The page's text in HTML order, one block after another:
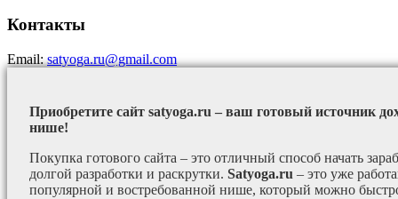
Контакты
Email:satyoga.ru@gmail.com
Приобретите сайт satyoga.ru – ваш готовый источник
нише!
Покупка готового сайта – это отличный способ начать
долгой разработки и раскрутки. Satyoga.ru – это уже
популярной и востребованной нише, который можно